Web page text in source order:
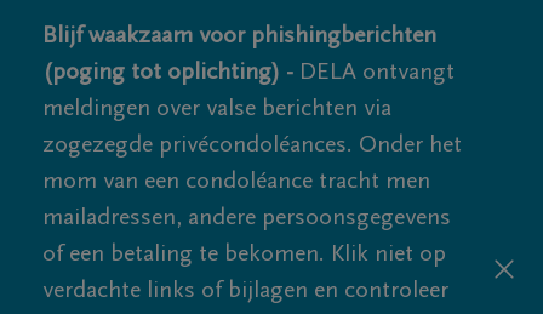
Blijf waakzaam voor phishingberichten
(poging tot oplichting) - DELA ontvangt
meldingen over valse berichten via
zogezegde privécondoléances. Onder het
mom van een condoléance tracht men
mailadressen, andere persoonsgegevens
of een betaling te bekomen. Klik niet op
verdachte links of bijlagen en controleer